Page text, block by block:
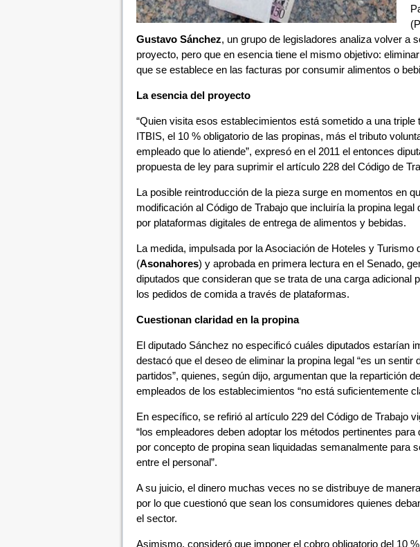
Gustavo Sánchez, un grupo de legisladores analiza volver a
proyecto, pero que en esencia tiene el mismo objetivo:
que se establece en las facturas por consumir alimentos o
La esencia del proyecto
“Quien visita esos establecimientos está sometido a una triple
ITBIS, el 10 % obligatorio de las propinas, más el tributo
empleado que lo atiende”, expresó en el 2011 el entonces
propuesta de ley para suprimir el artículo 228 del Código de
La posible reintroducción de la pieza surge en momentos en
modificación al Código de Trabajo que incluiría la propina
por plataformas digitales de entrega de alimentos y bebidas.
La medida, impulsada por la Asociación de Hoteles y Turismo
(Asonahores) y aprobada en primera lectura en el Senado,
diputados que consideran que se trata de una carga adicional
los pedidos de comida a través de plataformas.
Cuestionan claridad en la propina
El diputado Sánchez no especificó cuáles diputados estarían
destacó que el deseo de eliminar la propina legal “es un sentir
partidos”, quienes, según dijo, argumentan que la repartición
empleados de los establecimientos “no está suficientemente
En específico, se refirió al artículo 229 del Código de Trabajo
“los empleadores deben adoptar los métodos pertinentes
por concepto de propina sean liquidadas semanalmente para
entre el personal”.
A su juicio, el dinero muchas veces no se distribuye de
por lo que cuestionó que sean los consumidores quienes
el sector.
Asimismo, consideró que imponer el cobro obligatorio del 10